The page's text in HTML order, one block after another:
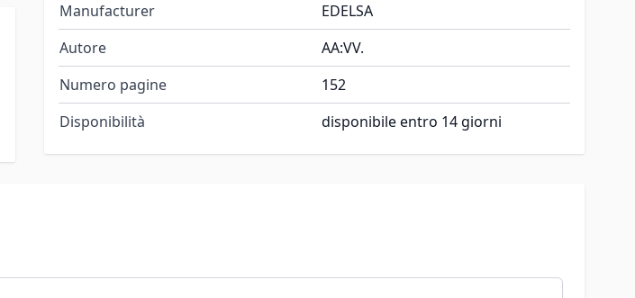
Manufacturer
EDELSA
Autore
AA:VV.
Numero pagine
152
Disponibilità
disponibile entro 14 giorni